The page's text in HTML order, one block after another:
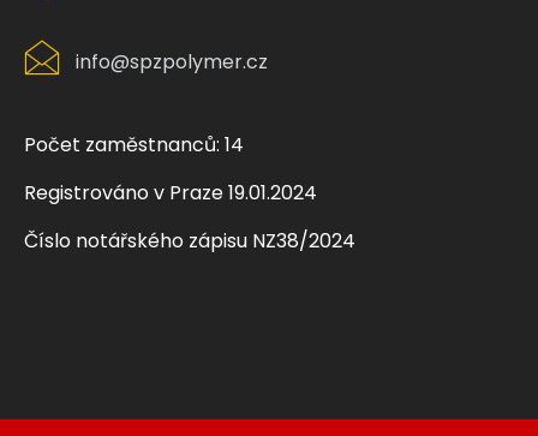
info@spzpolymer.cz
Počet zaměstnanců: 14
Registrováno v Praze 19.01.2024
Číslo notářského zápisu NZ38/2024